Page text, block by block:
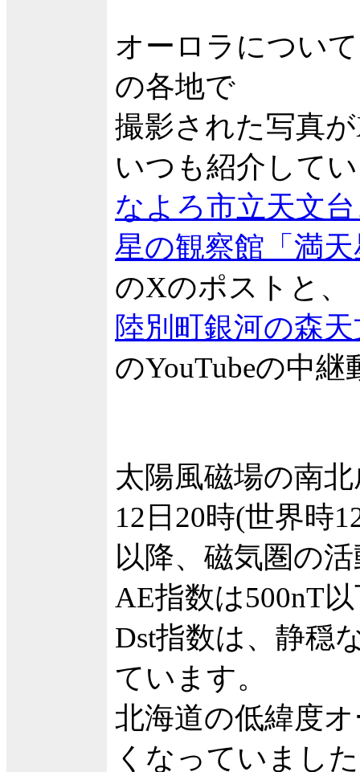
オーロラについ
の各地で
撮影された写真
いつも紹介して
なよろ市立天文
星の観察館「満
のXのポストと、
陸別町銀河の森
のYouTubeの中
太陽風磁場の南
12日20時(世界時
以降、磁気圏の
AE指数は500nT
Dst指数は、静穏
ています。
北海道の低緯度
くなっていまし